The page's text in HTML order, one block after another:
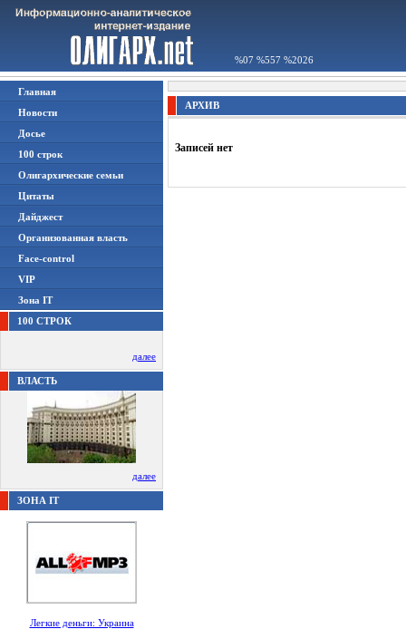
%07 %557 %2026
Главная
Новости
Досье
100 строк
Олигархические семьи
Цитаты
Дайджест
Организованная власть
Face-control
VIP
Зона IT
100 СТРОК
далее
ВЛАСТЬ
далее
ЗОНА IT
Легкие деньги: Украина
АРХИВ
Записей нет